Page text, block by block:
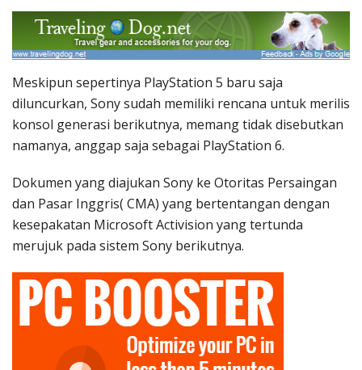
Meskipun sepertinya PlayStation 5 baru saja
diluncurkan, Sony sudah memiliki rencana untuk merilis
konsol generasi berikutnya, memang tidak disebutkan
namanya, anggap saja sebagai PlayStation 6.
Dokumen yang diajukan Sony ke Otoritas Persaingan
dan Pasar Inggris( CMA) yang bertentangan dengan
kesepakatan Microsoft Activision yang tertunda
merujuk pada sistem Sony berikutnya.